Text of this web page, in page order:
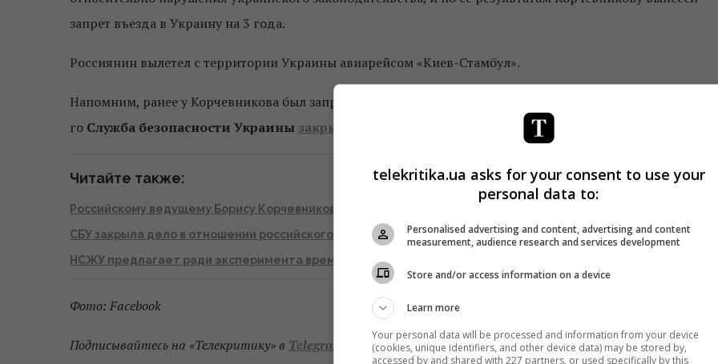
запрет въезда в Украину на 3 года.
Россиянин вылетел с территории Украины авиарейсом «Киев-Стамбул».
Напомним, ранее у Корчевникова был запрет на въезд в Украину с 5 сентября 2014 года. В апреле 2020-
го Служба безопасности Украины закрыла уголовное производство против телеведущего.
Читайте также:
Российскому ведущему Борису Корчевникову разрешили въезд в Украину
СБУ закрыла дело в отношении российского телеведущего, посещавшего Крым
НСЖУ предлагает ради эксперимента временно открыть въезд в Украину для российских журналистов
Фото: Facebook
Подписывайтесь на «Телекритику» в Telegram Facebook !
telekritika.ua asks for your consent to use your
personal data to:
Personalised advertising and content, advertising and content
measurement, audience research and services development
Store and/or access information on a device
Learn more
Your personal data will be processed and information from your device
(cookies, unique identifiers, and other device data) may be stored by,
accessed by and shared with 227 partners, or used specifically by this